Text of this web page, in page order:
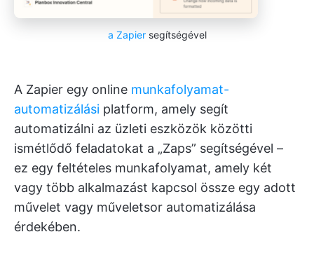
a Zapiersegítségével
A Zapier egy online munkafolyamat-
automatizálási platform, amely segít
automatizálni az üzleti eszközök közötti
ismétlődő feladatokat a „Zaps” segítségével –
ez egy feltételes munkafolyamat, amely két
vagy több alkalmazást kapcsol össze egy adott
művelet vagy műveletsor automatizálása
érdekében.